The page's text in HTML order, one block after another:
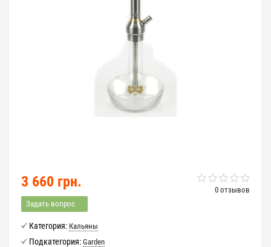
0 отзывов
3 660 грн.
Задать вопрос
Категория: Кальяны
Подкатегория: Garden